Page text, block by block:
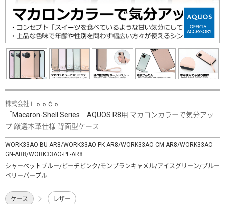
株式会社ＬｏｏＣｏ
「Macaron-Shell Series」AQUOS R8用 マカロンカラーで気分アッ
プ 厳選本革仕様 背面型ケース
WORK33AO-BU-AR8/WORK33AO-PK-AR8/WORK33AO-CM-AR8/WORK33AO-
GN-AR8/WORK33AO-PL-AR8
シャーベットブルー/ピーチピンク/モンブランキャメル/アイスグリーン/ブルー
ベリーパープル
ケース レザー